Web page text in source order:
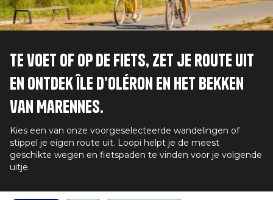
Te voet of op de fiets, zet je route uit
en ontdek Île d’Oléron en het bekken
van Marennes.
Kies een van onze voorgeselecteerde wandelingen of
stippel je eigen route uit. Loopi helpt je de meest
geschikte wegen en fietspaden te vinden voor je volgende
uitje.